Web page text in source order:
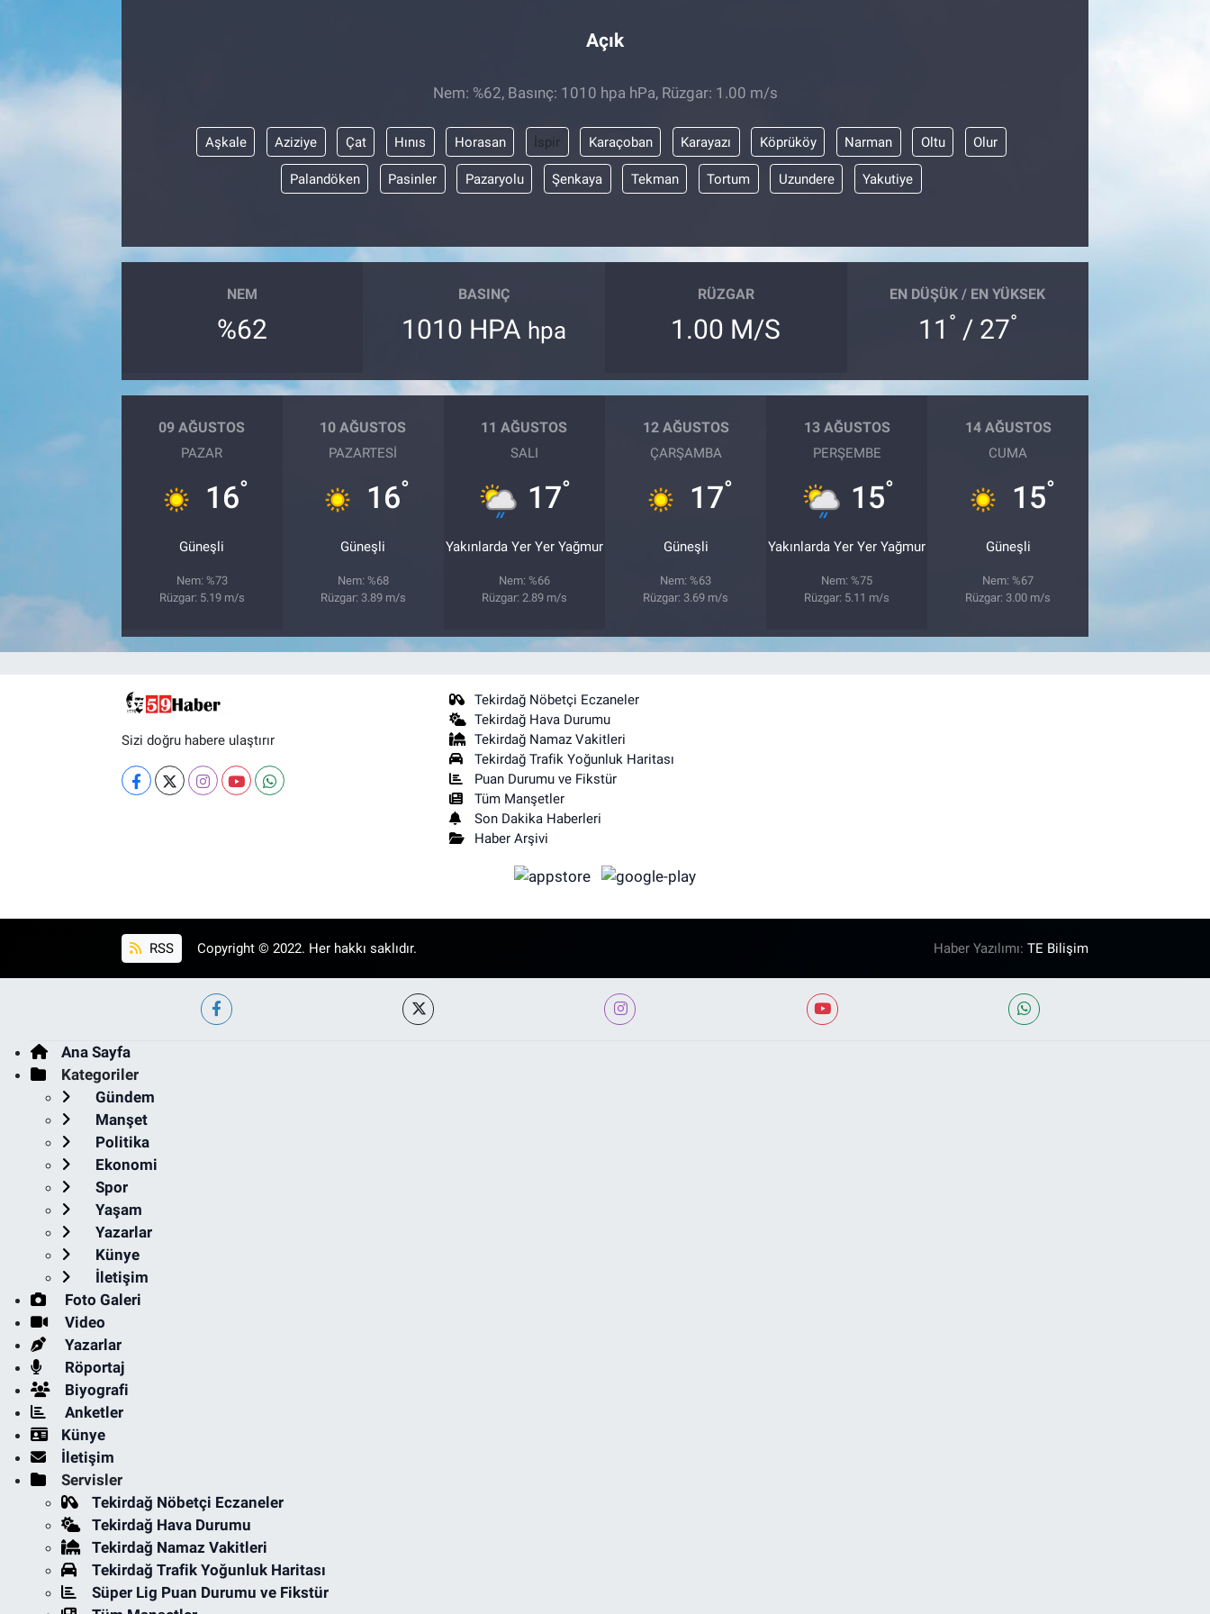
Açık
Nem: %62, Basınç: 1010 hpa hPa, Rüzgar: 1.00 m/s
Aşkale Aziziye Çat Hınıs Horasan İspir Karaçoban Karayazı Köprüköy Narman Oltu Olur
Palandöken Pasinler Pazaryolu Şenkaya Tekman Tortum Uzundere Yakutiye
NEM
%62
BASINÇ
1010 HPA hpa
RÜZGAR
1.00 M/S
EN DÜŞÜK / EN YÜKSEK
11 ° / 27°
09 AĞUSTOS
PAZAR
16°
Güneşli
Nem: %73
Rüzgar: 5.19 m/s
10 AĞUSTOS
PAZARTESI
16°
Güneşli
Nem: %68
Rüzgar: 3.89 m/s
11 AĞUSTOS
SALI
17°
Yakınlarda Yer Yer Yağmur
Nem: %66
Rüzgar: 2.89 m/s
12 AĞUSTOS
ÇARŞAMBA
17°
Güneşli
Nem: %63
Rüzgar: 3.69 m/s
13 AĞUSTOS
PERŞEMBE
15°
Yakınlarda Yer Yer Yağmur
Nem: %75
Rüzgar: 5.11 m/s
14 AĞUSTOS
CUMA
15°
Güneşli
Nem: %67
Rüzgar: 3.00 m/s
Sizi doğru habere ulaştırır
Tekirdağ Nöbetçi Eczaneler
Tekirdağ Hava Durumu
Tekirdağ Namaz Vakitleri
Tekirdağ Trafik Yoğunluk Haritası
Puan Durumu ve Fikstür
Tüm Manşetler
Son Dakika Haberleri
Haber Arşivi
RSS Copyright © 2022. Her hakkı saklıdır. Haber Yazılımı:TE Bilişim
Ana Sayfa
Kategoriler
Gündem
Manşet
Politika
Ekonomi
Spor
Yaşam
Yazarlar
Künye
İletişim
Foto Galeri
Video
Yazarlar
Röportaj
Biyografi
Anketler
Künye
İletişim
Servisler
Tekirdağ Nöbetçi Eczaneler
Tekirdağ Hava Durumu
Tekirdağ Namaz Vakitleri
Tekirdağ Trafik Yoğunluk Haritası
Süper Lig Puan Durumu ve Fikstür